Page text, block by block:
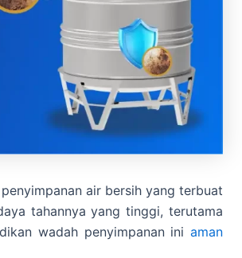
air bersih yang terbuat
tahannya yang tinggi, terutama
wadah penyimpanan ini aman